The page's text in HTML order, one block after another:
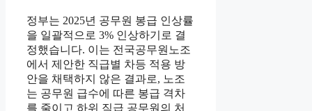
정부는 2025년 공무원 봉급 인상률
을 일괄적으로 3% 인상하기로 결
정했습니다. 이는 전국공무원노조
에서 제안한 직급별 차등 적용 방
안을 채택하지 않은 결과로, 노조
는 공무원 급수에 따른 봉급 격차
를 줄이고 하위 직급 공무원의 처